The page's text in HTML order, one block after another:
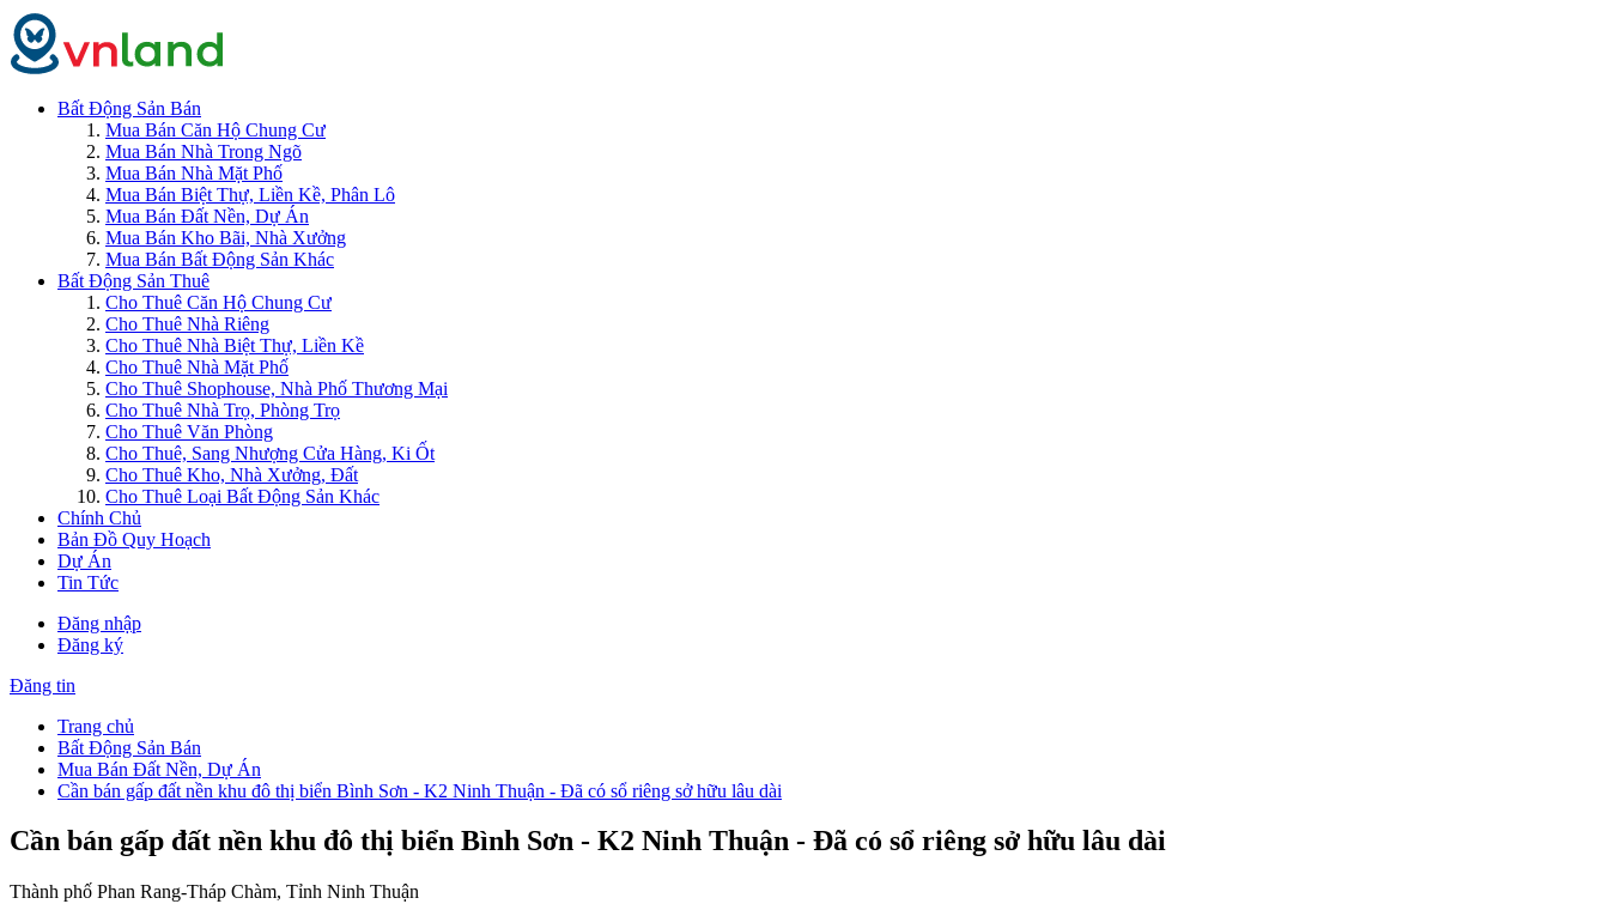
Bất Động Sản Bán
Mua Bán Căn Hộ Chung Cư
Mua Bán Nhà Trong Ngõ
Mua Bán Nhà Mặt Phố
Mua Bán Biệt Thự, Liền Kề, Phân Lô
Mua Bán Đất Nền, Dự Án
Mua Bán Kho Bãi, Nhà Xưởng
Mua Bán Bất Động Sản Khác
Bất Động Sản Thuê
Cho Thuê Căn Hộ Chung Cư
Cho Thuê Nhà Riêng
Cho Thuê Nhà Biệt Thự, Liền Kề
Cho Thuê Nhà Mặt Phố
Cho Thuê Shophouse, Nhà Phố Thương Mại
Cho Thuê Nhà Trọ, Phòng Trọ
Cho Thuê Văn Phòng
Cho Thuê, Sang Nhượng Cửa Hàng, Ki Ốt
Cho Thuê Kho, Nhà Xưởng, Đất
Cho Thuê Loại Bất Động Sản Khác
Chính Chủ
Bản Đồ Quy Hoạch
Dự Án
Tin Tức
Đăng nhập
Đăng ký
Đăng tin
Trang chủ
Bất Động Sản Bán
Mua Bán Đất Nền, Dự Án
Cần bán gấp đất nền khu đô thị biển Bình Sơn - K2 Ninh Thuận - Đã có sổ riêng sở hữu lâu dài
Cần bán gấp đất nền khu đô thị biển Bình Sơn - K2 Ninh Thuận - Đã có sổ riêng sở hữu lâu dài
Thành phố Phan Rang-Tháp Chàm, Tỉnh Ninh Thuận